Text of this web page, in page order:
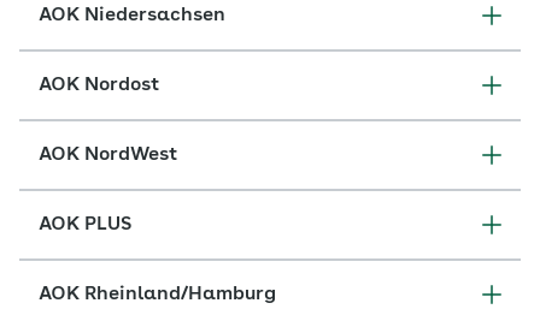
AOK Niedersachsen
AOK Nordost
AOK NordWest
AOK PLUS
AOK Rheinland/Hamburg